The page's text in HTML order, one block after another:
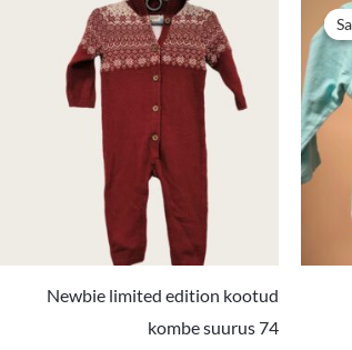
Newbie limited edition kootud
kombe suurus 74